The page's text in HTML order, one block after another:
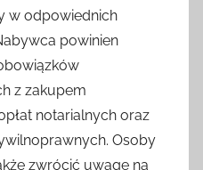
w odpowiednich
powinien
z zakupem
notarialnych oraz
Osoby
zwrócić uwagę na